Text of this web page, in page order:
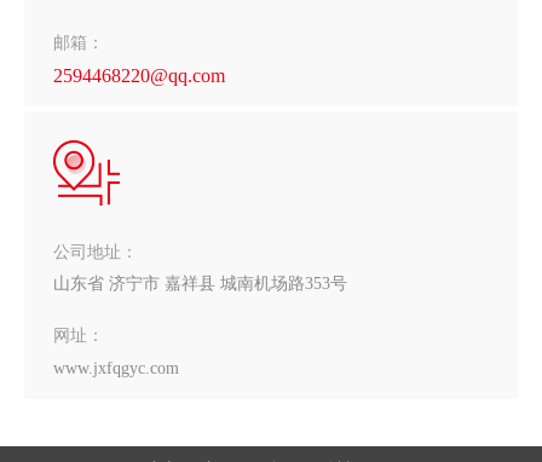
邮箱：
2594468220@qq.com
公司地址：
山东省 济宁市 嘉祥县 城南机场路353号
网址：
www.jxfqgyc.com